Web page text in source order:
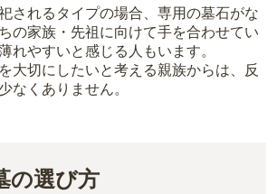
されるタイプの場合、専用の墓石がな
の家族・先祖に向けて手を合わせてい
れやすいと感じる人もいます。
大切にしたいと考える親族からは、反
なくありません。
の選び方